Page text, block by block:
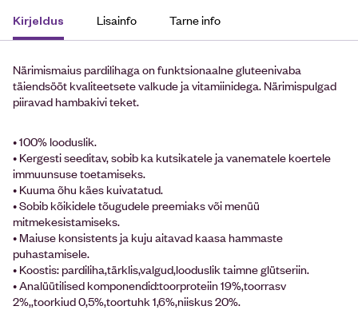
Kirjeldus Lisainfo Tarne info
Närimismaius pardilihaga on funktsionaalne gluteenivaba
täiendsööt kvaliteetsete valkude ja vitamiinidega. Närimispulgad
piiravad hambakivi teket.
• 100% looduslik.
• Kergesti seeditav, sobib ka kutsikatele ja vanematele koertele
immuunsuse toetamiseks.
• Kuuma õhu käes kuivatatud.
• Sobib kõikidele tõugudele preemiaks või menüü
mitmekesistamiseks.
• Maiuse konsistents ja kuju aitavad kaasa hammaste
puhastamisele.
• Koostis: pardiliha,tärklis,valgud,looduslik taimne glütseriin.
• Analüütilised komponendid:toorproteiin 19%,toorrasv
2%,,toorkiud 0,5%,toortuhk 1,6%,niiskus 20%.